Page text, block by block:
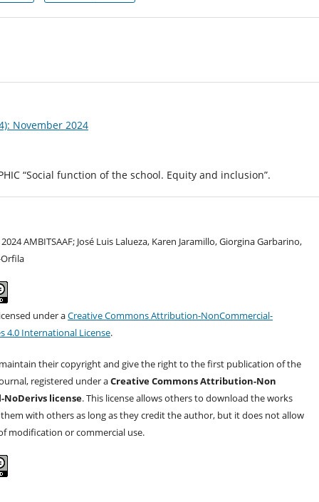
November 2024
“Social function of the school. Equity and inclusion”.
AMBITSAAF; José Luis Lalueza, Karen Jaramillo, Giorgina Garbarino,
under aCreative Commons Attribution-NonCommercial-
4.0 International License.
their copyright and give the right to the first publication of the
registered under aCreative Commons Attribution-Non
NoDerivs license. This license allows others to download the works
with others as long as they credit the author, but it does not allow
modification or commercial use.